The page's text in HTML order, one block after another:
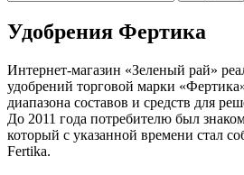
Удобрения Фертика
Интернет-магазин «Зеленый рай»
удобрений торговой марки
диапазона составов и средств для
До 2011 года потребителю был
который с указанной времени стал
Fertika.